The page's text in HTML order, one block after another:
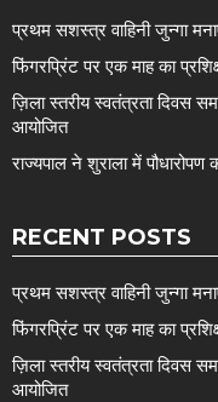
प्रथम सशस्त्र वाहिनी जुन्गा
फिंगरप्रिंट पर एक माह का
ज़िला स्तरीय स्वतंत्रता दिवस
आयोजित
राज्यपाल ने शुराला में पौधारोपण
RECENT POSTS
प्रथम सशस्त्र वाहिनी जुन्गा
फिंगरप्रिंट पर एक माह का
ज़िला स्तरीय स्वतंत्रता दिवस
आयोजित